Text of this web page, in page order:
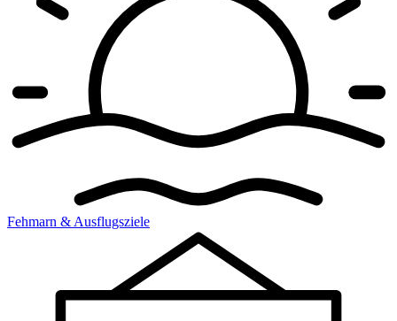
Fehmarn & Ausflugsziele